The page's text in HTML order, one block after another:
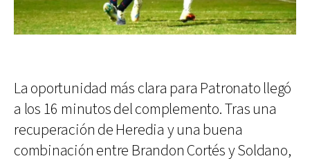
La oportunidad más clara para Patronato llegó
a los 16 minutos del complemento. Tras una
recuperación de Heredia y una buena
combinación entre Brandon Cortés y Soldano,